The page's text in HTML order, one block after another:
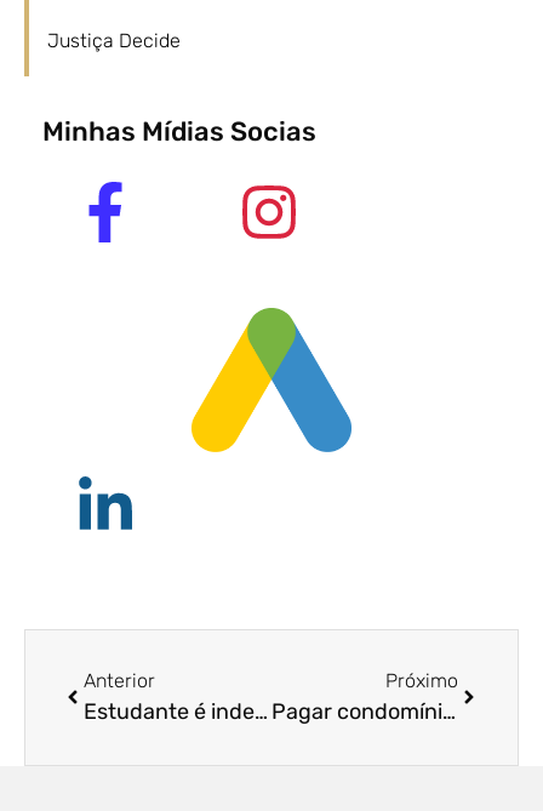
Justiça Decide
Minhas Mídias Socias
Anterior
Estudante é indenizada por perna amputada devido a erro médico.
Próximo
Pagar condomínio antes de residir no imóvel é legal?